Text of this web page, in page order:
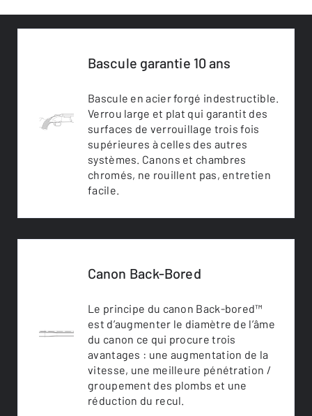
Bascule garantie 10 ans
Bascule en acier forgé indestructible.
Verrou large et plat qui garantit des
surfaces de verrouillage trois fois
supérieures à celles des autres
systèmes. Canons et chambres
chromés, ne rouillent pas, entretien
facile.
Canon Back-Bored
Le principe du canon Back-bored™
est d’augmenter le diamètre de l’âme
du canon ce qui procure trois
avantages : une augmentation de la
vitesse, une meilleure pénétration /
groupement des plombs et une
réduction du recul.